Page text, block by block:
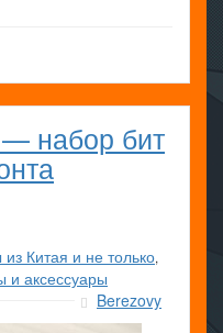
набор бит
Китая и не только,
аксессуары
Berezovy